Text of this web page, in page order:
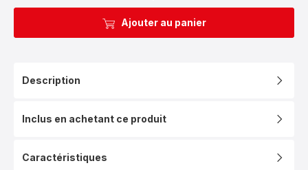
Ajouter au panier
Description
Inclus en achetant ce produit
Caractéristiques